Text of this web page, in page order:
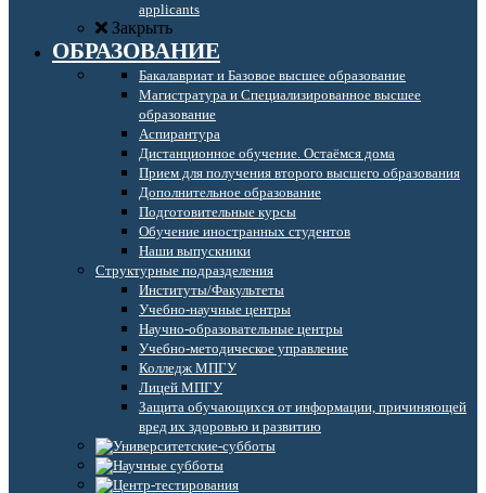
applicants
Закрыть
ОБРАЗОВАНИЕ
Бакалавриат и Базовое высшее образование
Магистратура и Специализированное высшее
образование
Аспирантура
Дистанционное обучение. Остаёмся дома
Прием для получения второго высшего образования
Дополнительное образование
Подготовительные курсы
Обучение иностранных студентов
Наши выпускники
Структурные подразделения
Институты/Факультеты
Учебно-научные центры
Научно-образовательные центры
Учебно-методическое управление
Колледж МПГУ
Лицей МПГУ
Защита обучающихся от информации, причиняющей
вред их здоровью и развитию